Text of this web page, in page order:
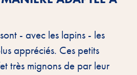
- avec les lapins - les
appréciés. Ces petits
très mignons de par leur